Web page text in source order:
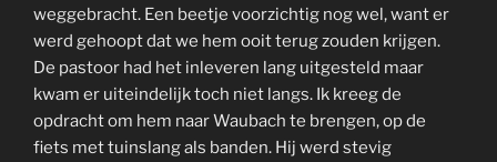
weggebracht. Een beetje voorzichtig nog wel, want er
werd gehoopt dat we hem ooit terug zouden krijgen.
De pastoor had het inleveren lang uitgesteld maar
kwam er uiteindelijk toch niet langs. Ik kreeg de
opdracht om hem naar Waubach te brengen, op de
fiets met tuinslang als banden. Hij werd stevig